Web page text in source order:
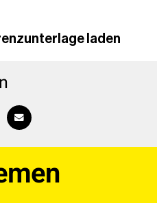
laden